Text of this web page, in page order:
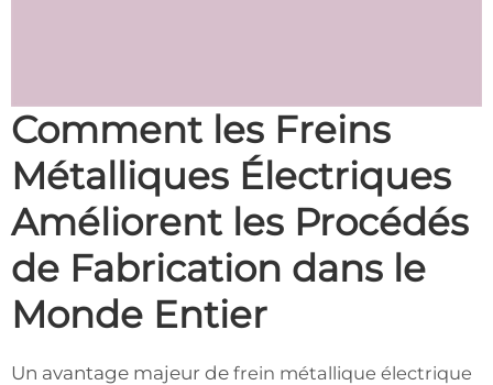
Comment les Freins
Métalliques Électriques
Améliorent les Procédés
de Fabrication dans le
Monde Entier
Un avantage majeur de frein métallique électrique